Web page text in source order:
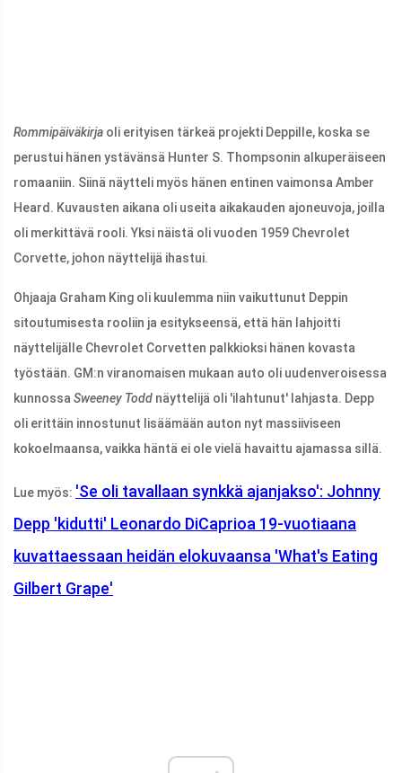
Rommipäiväkirja oli erityisen tärkeä projekti Deppille, koska se
perustui hänen ystävänsä Hunter S. Thompsonin alkuperäiseen
romaaniin. Siinä näytteli myös hänen entinen vaimonsa Amber
Heard. Kuvausten aikana oli useita aikakauden ajoneuvoja, joilla
oli merkittävä rooli. Yksi näistä oli vuoden 1959 Chevrolet
Corvette, johon näyttelijä ihastui.
Ohjaaja Graham King oli kuulemma niin vaikuttunut Deppin
sitoutumisesta rooliin ja esitykseensä, että hän lahjoitti
näyttelijälle Chevrolet Corvetten palkkioksi hänen kovasta
työstään. GM:n viranomaisen mukaan auto oli uudenveroisessa
kunnossa Sweeney Todd näyttelijä oli 'ilahtunut' lahjasta. Depp
oli erittäin innostunut lisäämään auton nyt massiiviseen
kokoelmaansa, vaikka häntä ei ole vielä havaittu ajamassa sillä.
Lue myös: 'Se oli tavallaan synkkä ajanjakso': Johnny
Depp 'kidutti' Leonardo DiCaprioa 19-vuotiaana
kuvattaessaan heidän elokuvaansa 'What's Eating
Gilbert Grape'